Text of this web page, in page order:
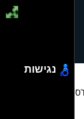
דיגיטליים
נגישות